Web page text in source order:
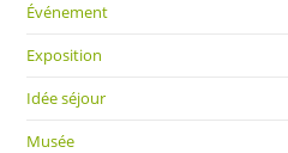
Événement
Exposition
Idée séjour
Musée